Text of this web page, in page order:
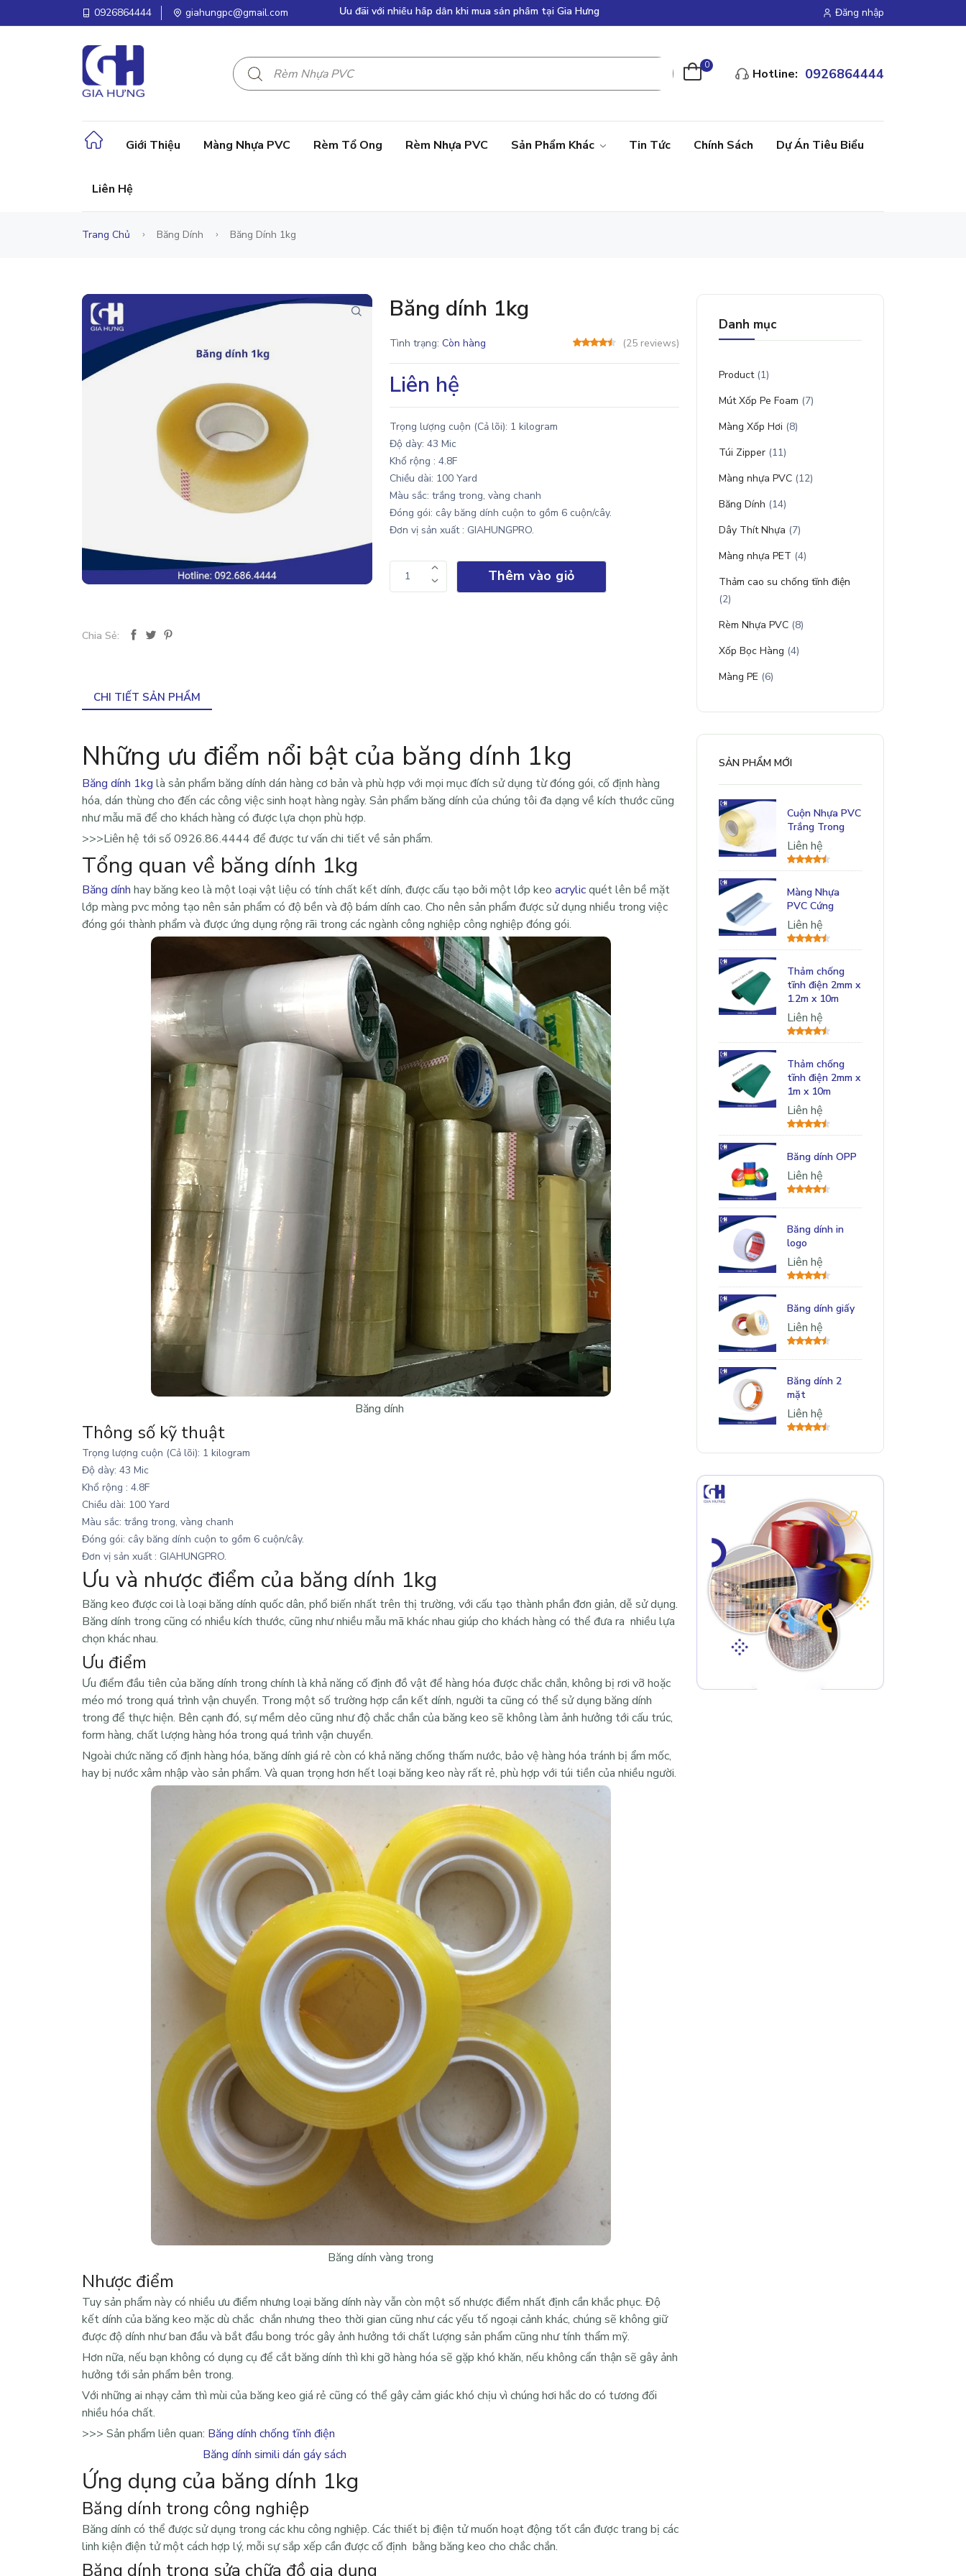
0926864444 giahungpc@gmail.com Hãy đặt hàng ngay giảm giá lên đến 50% Đăng nhập
0
Hotline: 0926864444
Giới Thiệu Màng Nhựa PVC Rèm Tổ Ong Rèm Nhựa PVC Sản Phẩm Khác Tin Tức Chính Sách Dự Án Tiêu Biểu
Liên Hệ
Trang Chủ Băng Dính Băng Dính 1kg
Chia Sẻ:
Băng dính 1kg
Tình trạng: Còn hàng (25 reviews)
Liên hệ
Trọng lượng cuộn (Cả lõi): 1 kilogram
Độ dày: 43 Mic
Khổ rộng : 4.8F
Chiều dài: 100 Yard
Màu sắc: trắng trong, vàng chanh
Đóng gói: cây băng dính cuộn to gồm 6 cuộn/cây.
Đơn vị sản xuất : GIAHUNGPRO.
1 Thêm vào giỏ
CHI TIẾT SẢN PHẨM
Những ưu điểm nổi bật của băng dính 1kg
Băng dính 1kg là sản phẩm băng dính dán hàng cơ bản và phù hợp với mọi mục đích sử dụng từ đóng gói, cố định hàng
hóa, dán thùng cho đến các công việc sinh hoạt hàng ngày. Sản phẩm băng dính của chúng tôi đa dạng về kích thước cũng
như mẫu mã để cho khách hàng có được lựa chọn phù hợp.
>>>Liên hệ tới số0926.86.4444 để được tư vấn chi tiết về sản phẩm.
Tổng quan về băng dính 1kg
Băng dính hay băng keo là một loại vật liệu có tính chất kết dính, được cấu tạo bởi một lớp keo acrylicquét lên bề mặt
lớp màng pvc mỏng tạo nên sản phẩm có độ bền và độ bám dính cao. Cho nên sản phẩm được sử dụng nhiều trong việc
đóng gói thành phẩm và được ứng dụng rộng rãi trong các ngành công nghiệp công nghiệp đóng gói.
Băng dính
Thông số kỹ thuật
Trọng lượng cuộn (Cả lõi): 1 kilogram
Độ dày: 43 Mic
Khổ rộng : 4.8F
Chiều dài: 100 Yard
Màu sắc: trắng trong, vàng chanh
Đóng gói: cây băng dính cuộn to gồm 6 cuộn/cây.
Đơn vị sản xuất : GIAHUNGPRO.
Ưu và nhược điểm của băng dính 1kg
Băng keo được coi là loại băng dính quốc dân, phổ biến nhất trên thị trường, với cấu tạo thành phần đơn giản, dễ sử dụng.
Băng dính trong cũng có nhiều kích thước, cũng như nhiều mẫu mã khác nhau giúp cho khách hàng có thể đưa ra nhiều lựa
chọn khác nhau.
Ưu điểm
Ưu điểm đầu tiên của băng dính trong chính là khả năng cố định đồ vật để hàng hóa được chắc chắn, không bị rơi vỡ hoặc
méo mó trong quá trình vận chuyển. Trong một số trường hợp cần kết dính, người ta cũng có thể sử dụng băng dính
trong để thực hiện. Bên cạnh đó, sự mềm dẻo cũng như độ chắc chắn của băng keo sẽ không làm ảnh hưởng tới cấu trúc,
form hàng, chất lượng hàng hóa trong quá trình vận chuyển.
Ngoài chức năng cố định hàng hóa, băng dính giá rẻ còn có khả năng chống thấm nước, bảo vệ hàng hóa tránh bị ẩm mốc,
hay bị nước xâm nhập vào sản phẩm. Và quan trọng hơn hết loại băng keo này rất rẻ, phù hợp với túi tiền của nhiều người.
Băng dính vàng trong
Nhược điểm
Tuy sản phẩm này có nhiều ưu điểm nhưng loại băng dính này vẫn còn một số nhược điểm nhất định cần khắc phục. Độ
kết dính của băng keo mặc dù chắc chắn nhưng theo thời gian cũng như các yếu tố ngoại cảnh khác, chúng sẽ không giữ
được độ dính như ban đầu và bắt đầu bong tróc gây ảnh hưởng tới chất lượng sản phẩm cũng như tính thẩm mỹ.
Hơn nữa, nếu bạn không có dụng cụ để cắt băng dính thì khi gỡ hàng hóa sẽ gặp khó khăn, nếu không cẩn thận sẽ gây ảnh
hưởng tới sản phẩm bên trong.
Với những ai nhạy cảm thì mùi của băng keo giá rẻ cũng có thể gây cảm giác khó chịu vì chúng hơi hắc do có tương đối
nhiều hóa chất.
>>> Sản phẩm liên quan: Băng dính chống tĩnh điện
Băng dính simili dán gáy sách
Ứng dụng của băng dính 1kg
Băng dính trong công nghiệp
Băng dính có thể được sử dụng trong các khu công nghiệp. Các thiết bị điện tử muốn hoạt động tốt cần được trang bị các
linh kiện điện tử một cách hợp lý, mỗi sự sắp xếp cần được cố định bằng băng keo cho chắc chắn.
Băng dính trong sửa chữa đồ gia dụng
Danh mục
Product(1)
Mút Xốp Pe Foam (7)
Màng Xốp Hơi (8)
Túi Zipper (11)
Màng nhựa PVC (12)
Băng Dính (14)
Dây Thít Nhựa (7)
Màng nhựa PET (4)
Thảm cao su chống tĩnh điện
(2)
Rèm Nhựa PVC (8)
Xốp Bọc Hàng (4)
Màng PE (6)
SẢN PHẨM MỚI
Cuộn Nhựa PVC
Trắng Trong
Liên hệ
Màng Nhựa
PVC Cứng
Liên hệ
Thảm chống
tĩnh điện 2mm x
1.2m x 10m
Liên hệ
Thảm chống
tĩnh điện 2mm x
1m x 10m
Liên hệ
Băng dính OPP
Liên hệ
Băng dính in
logo
Liên hệ
Băng dính giấy
Liên hệ
Băng dính 2
mặt
Liên hệ